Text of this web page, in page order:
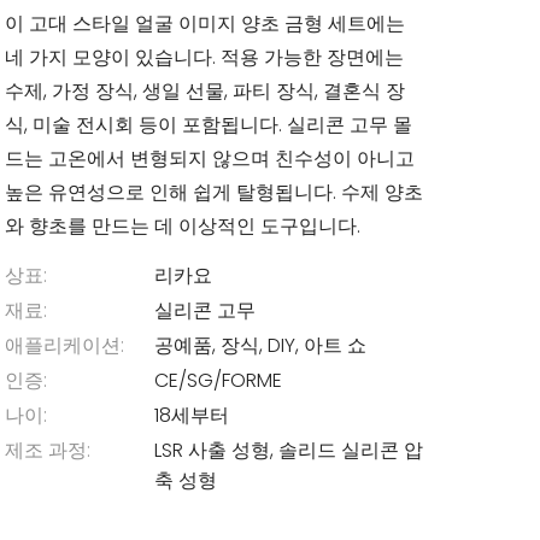
이 고대 스타일 얼굴 이미지 양초 금형 세트에는
네 가지 모양이 있습니다. 적용 가능한 장면에는
수제, 가정 장식, 생일 선물, 파티 장식, 결혼식 장
식, 미술 전시회 등이 포함됩니다. 실리콘 고무 몰
드는 고온에서 변형되지 않으며 친수성이 아니고
높은 유연성으로 인해 쉽게 탈형됩니다. 수제 양초
와 향초를 만드는 데 이상적인 도구입니다.
상표:
리카요
재료:
실리콘 고무
애플리케이션:
공예품, 장식, DIY, 아트 쇼
인증:
CE/SG/FORME
나이:
18세부터
제조 과정:
LSR 사출 성형, 솔리드 실리콘 압
축 성형